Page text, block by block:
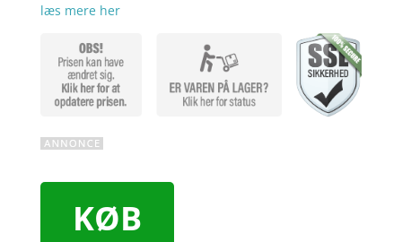
læs mere her
KØB